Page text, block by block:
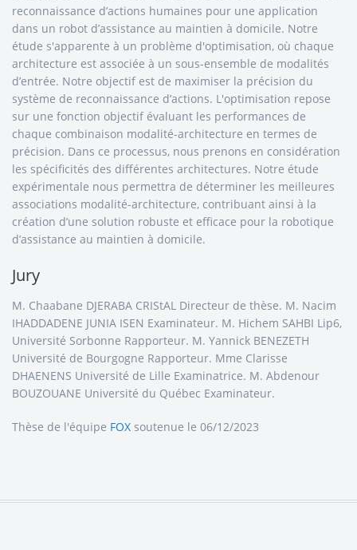
reconnaissance d’actions humaines pour une application
dans un robot d’assistance au maintien à domicile. Notre
étude s'apparente à un problème d'optimisation, où chaque
architecture est associée à un sous-ensemble de modalités
d’entrée. Notre objectif est de maximiser la précision du
système de reconnaissance d’actions. L'optimisation repose
sur une fonction objectif évaluant les performances de
chaque combinaison modalité-architecture en termes de
précision. Dans ce processus, nous prenons en considération
les spécificités des différentes architectures. Notre étude
expérimentale nous permettra de déterminer les meilleures
associations modalité-architecture, contribuant ainsi à la
création d’une solution robuste et efficace pour la robotique
d’assistance au maintien à domicile.
Jury
M. Chaabane DJERABA CRIStAL Directeur de thèse. M. Nacim
IHADDADENE JUNIA ISEN Examinateur. M. Hichem SAHBI Lip6,
Université Sorbonne Rapporteur. M. Yannick BENEZETH
Université de Bourgogne Rapporteur. Mme Clarisse
DHAENENS Université de Lille Examinatrice. M. Abdenour
BOUZOUANE Université du Québec Examinateur.
Thèse de l'équipe FOX soutenue le 06/12/2023